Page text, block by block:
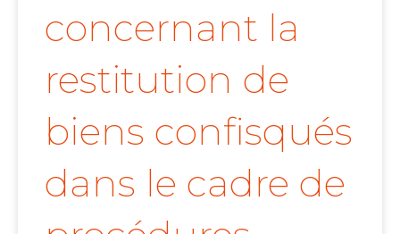
concernant la
restitution de
biens confisqués
dans le cadre de